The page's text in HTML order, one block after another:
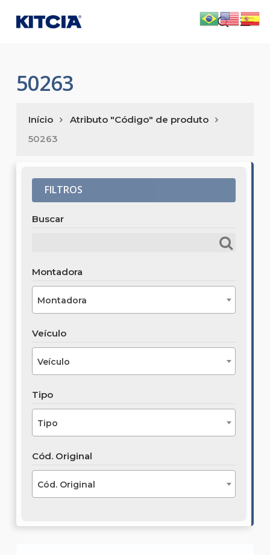
main
search
50263
Início
Atributo "Código" de produto
50263
FILTROS
Buscar
Montadora
Montadora
Veículo
Veículo
Tipo
Tipo
Cód. Original
Cód. Original